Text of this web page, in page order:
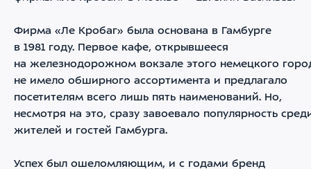
Фирма «Ле Кробаг» была основана в Гамбурге
в 1981 году. Первое кафе, открывшееся
на железнодорожном вокзале этого немецкого
не имело обширного ассортимента и предлагало
посетителям всего лишь пять наименований. Но,
несмотря на это, сразу завоевало популярность
жителей и гостей Гамбурга.
Успех был ошеломляющим, и с годами бренд